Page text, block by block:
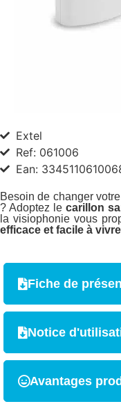
Extel
Ref: 061006
Ean:
Besoin de changer
? Adoptez le carillon
la visiophonie vous
efficace et facile à
Fiche de
Notice
Avantages